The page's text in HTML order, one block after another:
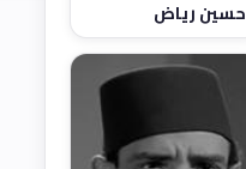
حسين رياض